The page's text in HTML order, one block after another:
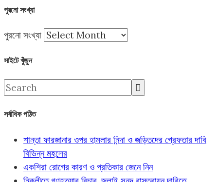
পুরনো সংখ্যা
পুরনো সংখ্যা
সাইটে খুঁজুন
সর্বাধিক পঠিত
শান্তা ফারজানার ওপর হামলার নিন্দা ও জড়িতদের গ্রেফতার দাবি
বিভিন্ন মহলের
একশিরা রোগের কারণ ও প্রতিকার জেনে নিন